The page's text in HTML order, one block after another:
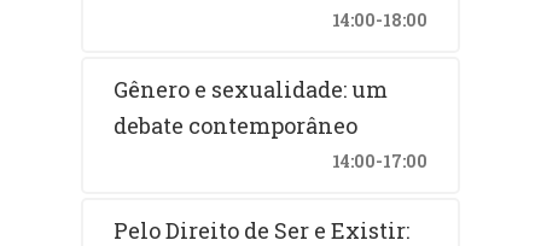
14:00-18:00
Gênero e sexualidade: um
debate contemporâneo
14:00-17:00
Pelo Direito de Ser e Existir: